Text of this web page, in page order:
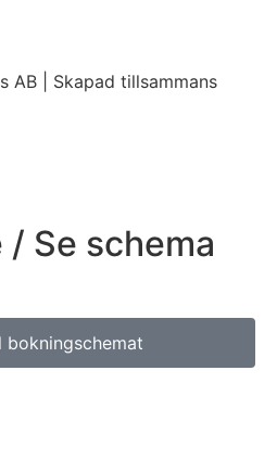
AB | Skapad tillsammans
/ Se schema
bokningschemat